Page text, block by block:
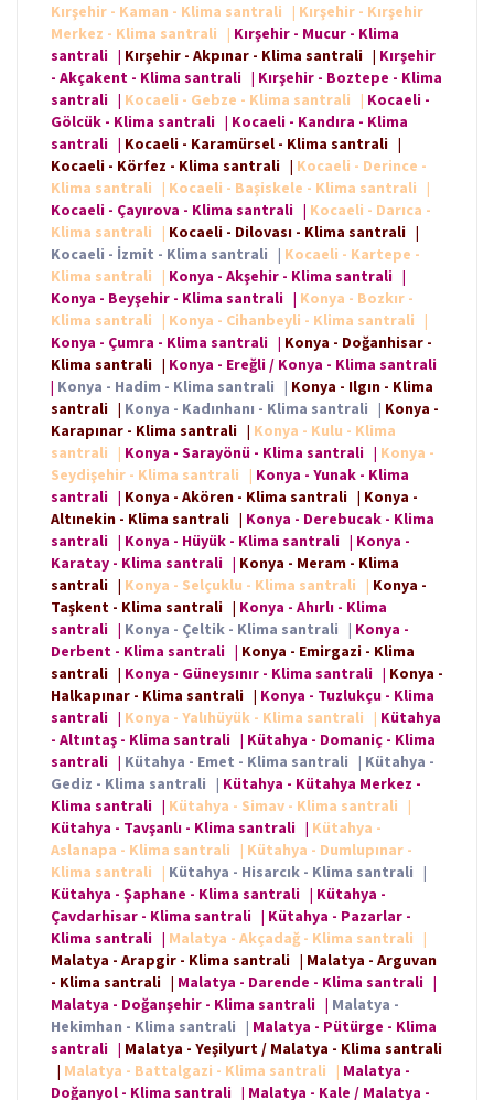
Kırşehir - Kaman - Klima santrali | Kırşehir - Kırşehir
Merkez - Klima santrali | Kırşehir - Mucur - Klima
santrali | Kırşehir - Akpınar - Klima santrali | Kırşehir
- Akçakent - Klima santrali | Kırşehir - Boztepe - Klima
santrali | Kocaeli - Gebze - Klima santrali | Kocaeli -
Gölcük - Klima santrali | Kocaeli - Kandıra - Klima
santrali | Kocaeli - Karamürsel - Klima santrali |
Kocaeli - Körfez - Klima santrali | Kocaeli - Derince -
Klima santrali | Kocaeli - Başiskele - Klima santrali |
Kocaeli - Çayırova - Klima santrali | Kocaeli - Darıca -
Klima santrali | Kocaeli - Dilovası - Klima santrali |
Kocaeli - İzmit - Klima santrali | Kocaeli - Kartepe -
Klima santrali | Konya - Akşehir - Klima santrali |
Konya - Beyşehir - Klima santrali | Konya - Bozkır -
Klima santrali | Konya - Cihanbeyli - Klima santrali |
Konya - Çumra - Klima santrali | Konya - Doğanhisar -
Klima santrali | Konya - Ereğli / Konya - Klima santrali
| Konya - Hadim - Klima santrali | Konya - Ilgın - Klima
santrali | Konya - Kadınhanı - Klima santrali | Konya -
Karapınar - Klima santrali | Konya - Kulu - Klima
santrali | Konya - Sarayönü - Klima santrali | Konya -
Seydişehir - Klima santrali | Konya - Yunak - Klima
santrali | Konya - Akören - Klima santrali | Konya -
Altınekin - Klima santrali | Konya - Derebucak - Klima
santrali | Konya - Hüyük - Klima santrali | Konya -
Karatay - Klima santrali | Konya - Meram - Klima
santrali | Konya - Selçuklu - Klima santrali | Konya -
Taşkent - Klima santrali | Konya - Ahırlı - Klima
santrali | Konya - Çeltik - Klima santrali | Konya -
Derbent - Klima santrali | Konya - Emirgazi - Klima
santrali | Konya - Güneysınır - Klima santrali | Konya -
Halkapınar - Klima santrali | Konya - Tuzlukçu - Klima
santrali | Konya - Yalıhüyük - Klima santrali | Kütahya
- Altıntaş - Klima santrali | Kütahya - Domaniç - Klima
santrali | Kütahya - Emet - Klima santrali | Kütahya -
Gediz - Klima santrali | Kütahya - Kütahya Merkez -
Klima santrali | Kütahya - Simav - Klima santrali |
Kütahya - Tavşanlı - Klima santrali | Kütahya -
Aslanapa - Klima santrali | Kütahya - Dumlupınar -
Klima santrali | Kütahya - Hisarcık - Klima santrali |
Kütahya - Şaphane - Klima santrali | Kütahya -
Çavdarhisar - Klima santrali | Kütahya - Pazarlar -
Klima santrali | Malatya - Akçadağ - Klima santrali |
Malatya - Arapgir - Klima santrali | Malatya - Arguvan
- Klima santrali | Malatya - Darende - Klima santrali |
Malatya - Doğanşehir - Klima santrali | Malatya -
Hekimhan - Klima santrali | Malatya - Pütürge - Klima
santrali | Malatya - Yeşilyurt / Malatya - Klima santrali
| Malatya - Battalgazi - Klima santrali | Malatya -
Doğanyol - Klima santrali | Malatya - Kale / Malatya -